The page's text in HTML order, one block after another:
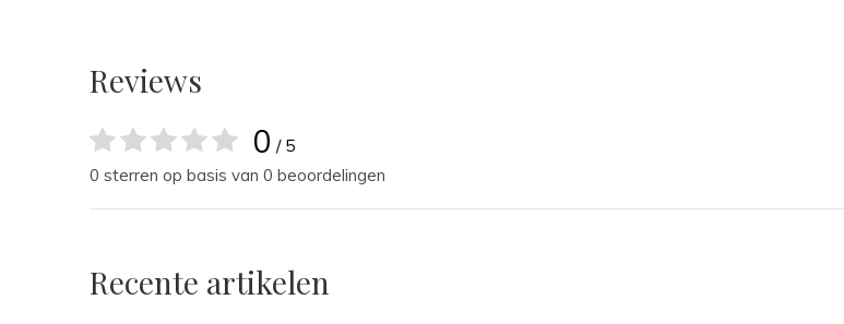
Reviews
0 / 5
0 sterren op basis van 0 beoordelingen
Recente artikelen